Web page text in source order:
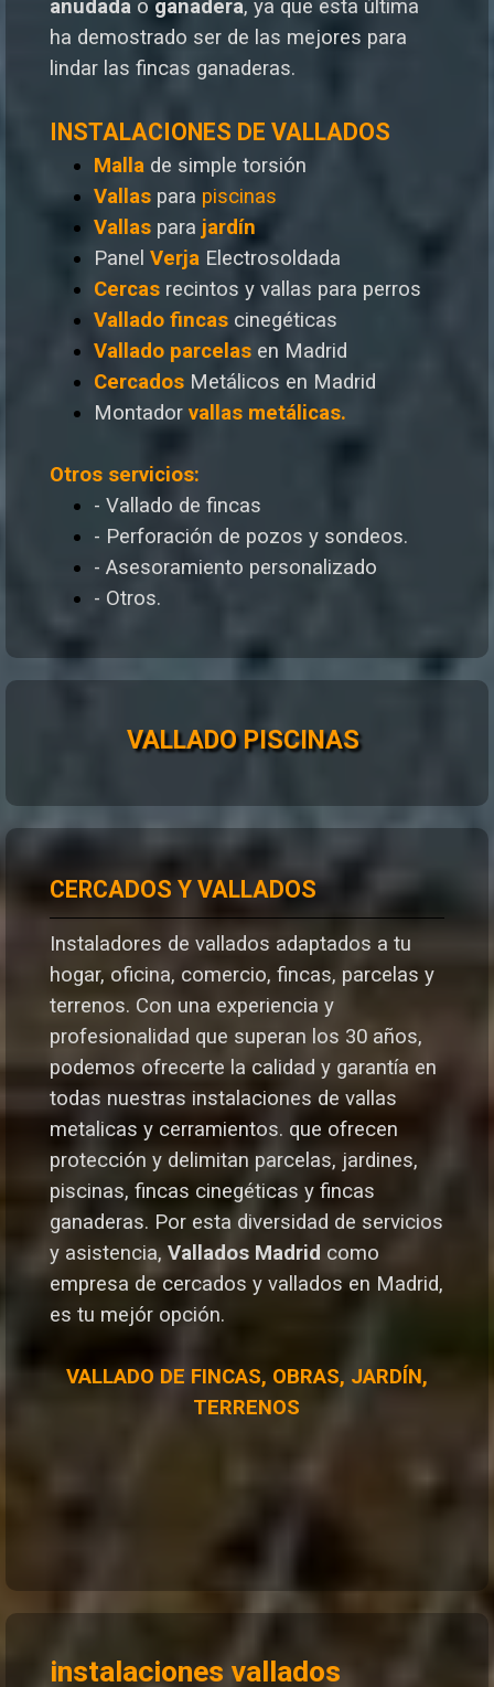
anudada o ganadera, ya que esta última
ha demostrado ser de las mejores para
lindar las fincas ganaderas.
INSTALACIONES DE VALLADOS
Malla de simple torsión
Vallas para piscinas
Vallas para jardín
Panel Verja Electrosoldada
Cercas recintos y vallas para perros
Vallado fincas cinegéticas
Vallado parcelas en Madrid
Cercados Metálicos en Madrid
Montador vallas metálicas.
Otros servicios:
- Vallado de fincas
- Perforación de pozos y sondeos.
- Asesoramiento personalizado
- Otros.
VALLADO PISCINAS
CERCADOS Y VALLADOS
Instaladores de vallados adaptados a tu
hogar, oficina, comercio, fincas, parcelas y
terrenos. Con una experiencia y
profesionalidad que superan los 30 años,
podemos ofrecerte la calidad y garantía en
todas nuestras instalaciones de vallas
metalicas y cerramientos. que ofrecen
protección y delimitan parcelas, jardines,
piscinas, fincas cinegéticas y fincas
ganaderas. Por esta diversidad de servicios
y asistencia, Vallados Madrid como
empresa de cercados y vallados en Madrid,
es tu mejór opción.
VALLADO DE FINCAS, OBRAS, JARDÍN,
TERRENOS
instalaciones vallados